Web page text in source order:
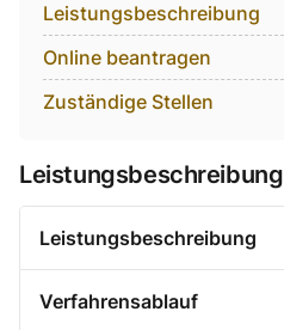
Leistungsbeschreibung
Online beantragen
Zuständige Stellen
Leistungsbeschreibung
Leistungsbeschreibung
Verfahrensablauf